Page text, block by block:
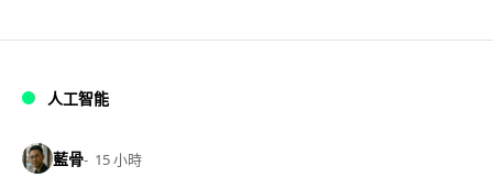
人工智能
藍骨 15 小時